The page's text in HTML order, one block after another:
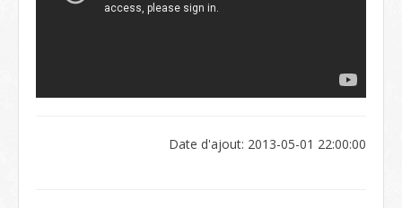
Date d'ajout: 2013-05-01 22:00:00